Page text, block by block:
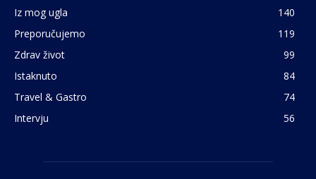
Iz mog ugla
140
Preporučujemo
119
Zdrav život
99
Istaknuto
84
Travel & Gastro
74
Intervju
56